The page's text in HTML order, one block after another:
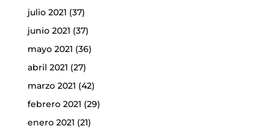
julio 2021 (37)
junio 2021 (37)
mayo 2021 (36)
abril 2021 (27)
marzo 2021 (42)
febrero 2021 (29)
enero 2021 (21)